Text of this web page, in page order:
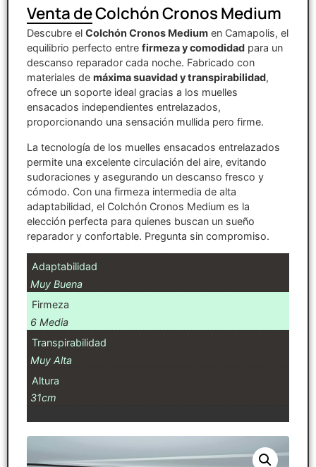
Venta de Colchón Cronos Medium
Descubre el Colchón Cronos Medium en Camapolis, el
equilibrio perfecto entre firmeza y comodidad para un
descanso reparador cada noche. Fabricado con
materiales de máxima suavidad y transpirabilidad,
ofrece un soporte ideal gracias a los muelles
ensacados independientes entrelazados,
proporcionando una sensación mullida pero firme.
La tecnología de los muelles ensacados entrelazados
permite una excelente circulación del aire, evitando
sudoraciones y asegurando un descanso fresco y
cómodo. Con una firmeza intermedia de alta
adaptabilidad, el Colchón Cronos Medium es la
elección perfecta para quienes buscan un sueño
reparador y confortable. Pregunta sin compromiso.
Adaptabilidad
Muy Buena
Firmeza
6 Media
Transpirabilidad
Muy Alta
Altura
31cm